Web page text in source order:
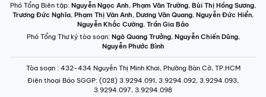
Phó Tổng Biên tập: Nguyễn Ngọc Anh, Phạm Văn Trường, Bùi Thị Hồng Sương,
Trương Đức Nghĩa, Phạm Thị Vân Anh, Dương Văn Quang, Nguyễn Đức Hiển,
Nguyễn Khắc Cường, Trần Gia Bảo
Phó Tổng Thư ký tòa soạn: Ngô Quang Trưởng, Nguyễn Chiến Dũng,
Nguyễn Phước Bình
Tòa soạn : 432-434 Nguyễn Thị Minh Khai, Phường Bàn Cờ, TP.HCM
Điện thoại Báo SGGP: (028) 3.9294.091, 3.9294.092, 3.9294.093,
3.9294.097, 3.9294.098